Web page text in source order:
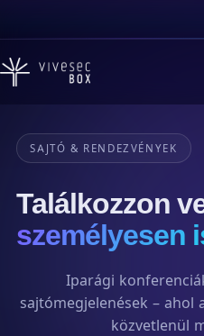
SAJTÓ & RENDEZVÉNYEK
Találkozzon
személyesen
Iparági
sajtómegjelenések – ahol
közvetlenül